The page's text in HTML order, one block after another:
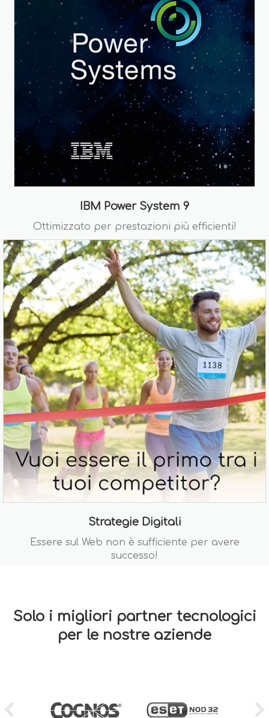
IBM Power System 9
Ottimizzato per prestazioni più efficienti!
Strategie Digitali
Essere sul Web non è sufficiente per avere
successo!
Solo i migliori partner tecnologici
per le nostre aziende